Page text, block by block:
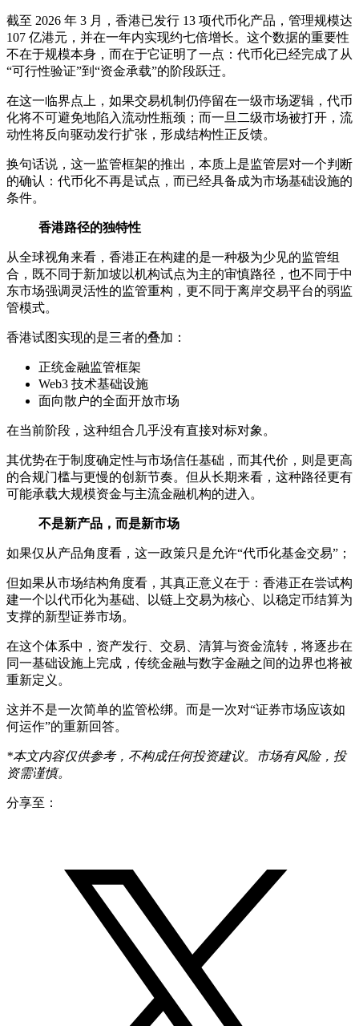
截至 2026 年 3 月，香港已发行 13 项代币化产品，管理规模达
107 亿港元，并在一年内实现约七倍增长。这个数据的重要性
不在于规模本身，而在于它证明了一点：代币化已经完成了从
“可行性验证”到“资金承载”的阶段跃迁。
在这一临界点上，如果交易机制仍停留在一级市场逻辑，代币
化将不可避免地陷入流动性瓶颈；而一旦二级市场被打开，流
动性将反向驱动发行扩张，形成结构性正反馈。
换句话说，这一监管框架的推出，本质上是监管层对一个判断
的确认：代币化不再是试点，而已经具备成为市场基础设施的
条件。
香港路径的独特性
从全球视角来看，香港正在构建的是一种极为少见的监管组
合，既不同于新加坡以机构试点为主的审慎路径，也不同于中
东市场强调灵活性的监管重构，更不同于离岸交易平台的弱监
管模式。
香港试图实现的是三者的叠加：
正统金融监管框架
Web3 技术基础设施
面向散户的全面开放市场
在当前阶段，这种组合几乎没有直接对标对象。
其优势在于制度确定性与市场信任基础，而其代价，则是更高
的合规门槛与更慢的创新节奏。但从长期来看，这种路径更有
可能承载大规模资金与主流金融机构的进入。
不是新产品，而是新市场
如果仅从产品角度看，这一政策只是允许“代币化基金交易”；
但如果从市场结构角度看，其真正意义在于：香港正在尝试构
建一个以代币化为基础、以链上交易为核心、以稳定币结算为
支撑的新型证券市场。
在这个体系中，资产发行、交易、清算与资金流转，将逐步在
同一基础设施上完成，传统金融与数字金融之间的边界也将被
重新定义。
这并不是一次简单的监管松绑。而是一次对“证券市场应该如
何运作”的重新回答。
*本文内容仅供参考，不构成任何投资建议。市场有风险，投
资需谨慎。
分享至：